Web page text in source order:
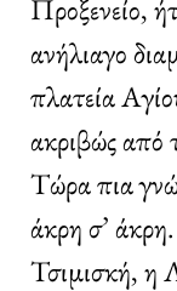
Προξενείο,
ανήλιαγο
πλατεία
ακριβώς από
Τώρα πια
άκρη σ’
Τσιμισκή, η